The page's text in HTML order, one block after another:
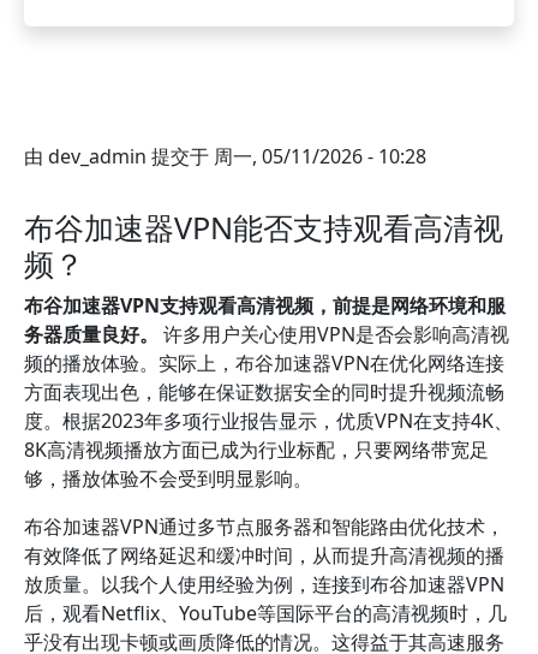
由 dev_admin 提交于 周一, 05/11/2026 - 10:28
布谷加速器VPN能否支持观看高清视
频？
布谷加速器VPN支持观看高清视频，前提是网络环境和服
务器质量良好。
许多用户关心使用VPN是否会影响高清视
频的播放体验。实际上，布谷加速器VPN在优化网络连接
方面表现出色，能够在保证数据安全的同时提升视频流畅
度。根据2023年多项行业报告显示，优质VPN在支持4K、
8K高清视频播放方面已成为行业标配，只要网络带宽足
够，播放体验不会受到明显影响。
布谷加速器VPN通过多节点服务器和智能路由优化技术，
有效降低了网络延迟和缓冲时间，从而提升高清视频的播
放质量。以我个人使用经验为例，连接到布谷加速器VPN
后，观看Netflix、YouTube等国际平台的高清视频时，几
乎没有出现卡顿或画质降低的情况。这得益于其高速服务